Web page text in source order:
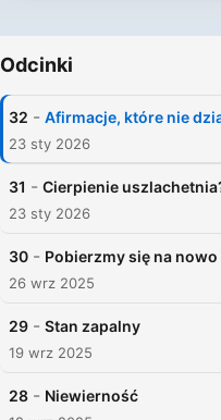
Odcinki
32 - Afirmacje, które nie
23 sty 2026
31 - Cierpienie
23 sty 2026
30 - Pobierzmy się na nowo
26 wrz 2025
29 - Stan zapalny
19 wrz 2025
28 - Niewierność